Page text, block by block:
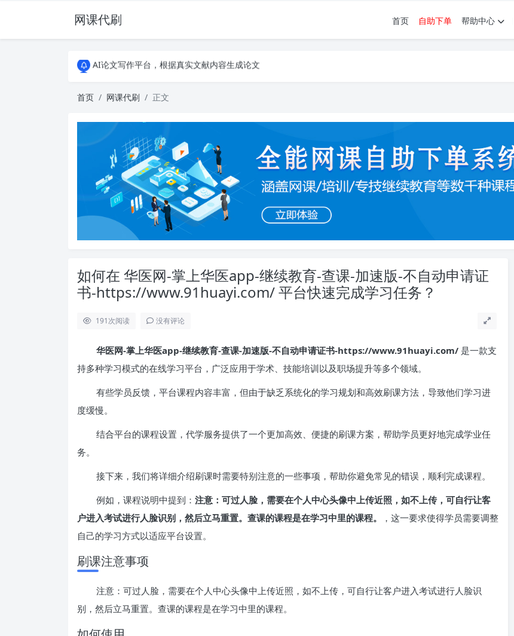
网课代刷 首页 自助下单 帮助中心
AI论文写作平台，根据真实文献内容生成论文
全能网课平台，大学生网课、成教、培训、继续教育。现已接入代刷代考项目3000+
全能网课平台，大学生网课、成教、培训、继续教育。现已接入代刷代考项目3000+
首页 网课代刷 正文
如何在 华医网-掌上华医app-继续教育-查课-加速版-不自动申请证
书-https://www.91huayi.com/ 平台快速完成学习任务？
191次阅读 没有评论
华医网-掌上华医app-继续教育-查课-加速版-不自动申请证书-https://www.91huayi.com/ 是一款支
持多种学习模式的在线学习平台，广泛应用于学术、技能培训以及职场提升等多个领域。
有些学员反馈，平台课程内容丰富，但由于缺乏系统化的学习规划和高效刷课方法，导致他们学习进
度缓慢。
结合平台的课程设置，代学服务提供了一个更加高效、便捷的刷课方案，帮助学员更好地完成学业任
务。
接下来，我们将详细介绍刷课时需要特别注意的一些事项，帮助你避免常见的错误，顺利完成课程。
例如，课程说明中提到： 注意：可过人脸，需要在个人中心头像中上传近照，如不上传，可自行让客
户进入考试进行人脸识别，然后立马重置。查课的课程是在学习中里的课程。
，这一要求使得学员需要调整
自己的学习方式以适应平台设置。
刷课注意事项
注意：可过人脸，需要在个人中心头像中上传近照，如不上传，可自行让客户进入考试进行人脸识
别，然后立马重置。查课的课程是在学习中里的课程。